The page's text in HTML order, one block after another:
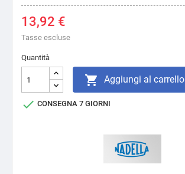
13,92 €
Tasse escluse
Quantità
 Aggiungi al carrello
 CONSEGNA 7 GIORNI